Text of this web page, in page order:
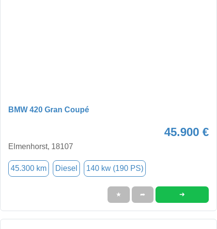
BMW 420 Gran Coupé
45.900 €
Elmenhorst, 18107
45.300 km Diesel 140 kw (190 PS)
★ ➦ ➜